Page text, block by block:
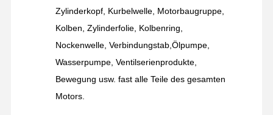
Zylinderkopf, Kurbelwelle, Motorbaugruppe,
Kolben, Zylinderfolie, Kolbenring,
Nockenwelle, Verbindungstab,Ölpumpe,
Wasserpumpe, Ventilserienprodukte,
Bewegung usw. fast alle Teile des gesamten
Motors.